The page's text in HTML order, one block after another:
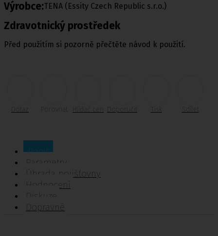
Výrobce:TENA (Essity Czech Republic s.r.o.)
Zdravotnický prostředek
Před použitím si pozorně přečtěte návod k použití.
Dotaz Porovnat Doporučit Tisk Sdílet
Popis
Parametry
Úhrada pojišťovny
Hodnocení
Diskuze
Dopravné